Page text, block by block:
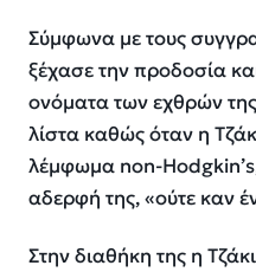
Σύμφωνα με τους
ξέχασε την προδοσία
ονόματα των εχθρών
λίστα καθώς όταν η
λέμφωμα non-
αδερφή της, «ούτε καν
Στην διαθήκη της η